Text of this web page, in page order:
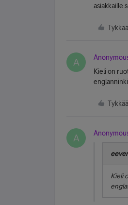
asiakkaille
Tykkää
A
Kieli on
Tykkää
A
Kieli